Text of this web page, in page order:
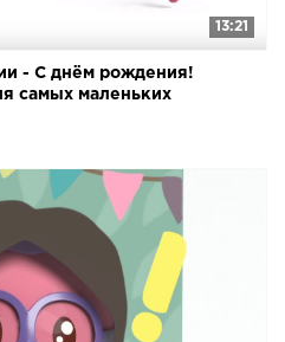
13:21
- С днём рождения!
самых маленьких